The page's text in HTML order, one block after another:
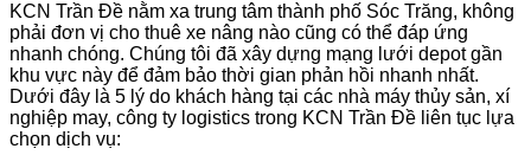
KCN Trần Đề nằm xa trung tâm thành phố Sóc Trăng, không
phải đơn vị cho thuê xe nâng nào cũng có thể đáp ứng
nhanh chóng. Chúng tôi đã xây dựng mạng lưới depot gần
khu vực này để đảm bảo thời gian phản hồi nhanh nhất.
Dưới đây là 5 lý do khách hàng tại các nhà máy thủy sản, xí
nghiệp may, công ty logistics trong KCN Trần Đề liên tục lựa
chọn dịch vụ: